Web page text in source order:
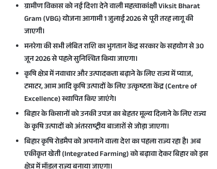
ग्रामीण विकास को नई दिशा देने वाली महत्वाकांक्षीViksit Bharat
Gram (VBG) योजनाआगामी1 जुलाई 2026से पूरी तरह लागू की
जाएगी।
मनरेगाकी सभी लंबित राशि का भुगतान केंद्र सरकार के सहयोग से30
जून 2026से पहले सुनिश्चित किया जाएगा।
कृषि क्षेत्र में नवाचार और उत्पादकता बढ़ाने के लिए राज्य मेंप्याज,
टमाटर, आम आदि कृषि उत्पादों के लिए उत्कृष्टता केंद्र (Centre of
Excellence)स्थापित किए जाएंगे।
बिहार के किसानों को उनकी उपज का बेहतर मूल्य दिलाने के लिए राज्य
के कृषि उत्पादों कोअंतरराष्ट्रीय बाजारोंसे जोड़ा जाएगा।
बिहार कृषि रोडमैप को अपनाने वाला देश का पहला राज्य रहा है। अब
एकीकृत खेती (Integrated Farming)को बढ़ावा देकर बिहार को इस